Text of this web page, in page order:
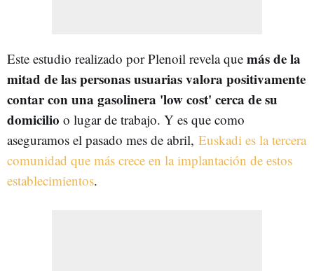
Este estudio realizado por Plenoil revela que más de la
mitad de las personas usuarias valora positivamente
contar con una gasolinera 'low cost' cerca de su
domicilio o lugar de trabajo. Y es que como
aseguramos el pasado mes de abril, Euskadi es la tercera
comunidad que más crece en la implantación de estos
establecimientos.